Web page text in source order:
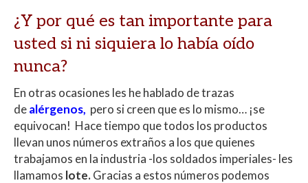
¿Y por qué es tan importante para
usted si ni siquiera lo había oído
nunca?
En otras ocasiones les he hablado de trazas
dealérgenos, pero si creen que es lo mismo… ¡se
equivocan! Hace tiempo que todos los productos
llevan unos números extraños a los que quienes
trabajamos en la industria -los soldados imperiales- les
llamamos lote.Gracias a estos números podemos